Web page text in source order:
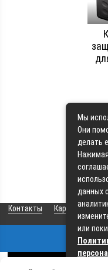
Контакты Карта сайта
©
Мы
Они
делать
данных
или